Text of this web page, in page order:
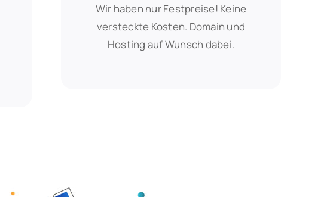
Wir haben nur Festpreise! Keine
versteckte Kosten. Domain und
Hosting auf Wunsch dabei.
Wir haben nur Festpreise! Keine
versteckte Kosten. Domain und
Hosting auf Wunsch dabei.